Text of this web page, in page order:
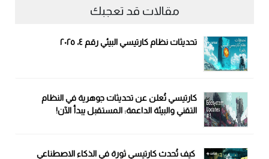
مقالات قد تعجبك
تحديثات نظام كارتيسي البيئي رقم ٤، ٢٠٢٥
كارتيسي تُعلن عن تحديثات جوهرية في النظام
التقني والبيئة الداعمة: المستقبل يبدأ الآن!
كيف تُحدث كارتيسي ثورة في الذكاء الاصطناعي